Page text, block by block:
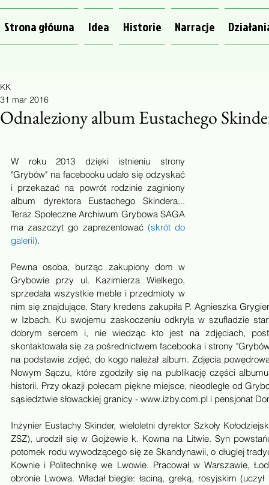
Strona główna Idea Historie Narracje
Odnaleziony album Eustachego
KK
31 mar 2016
W roku 2013 dzięki istnieniu strony
"Grybów" na facebooku udało się odzyskać
i przekazać na powrót rodzinie zaginiony
album dyrektora Eustachego Skindera...
Teraz Społeczne Archiwum Grybowa SAGA
ma zaszczyt go zaprezentować (skrót do
galerii).
Pewna osoba, burząc zakupiony dom w
Grybowie przy ul. Kazimierza Wielkego,
sprzedała wszystkie meble i przedmioty w
nim się znajdujące. Stary kredens zakupiła P. Agnieszka
w Izbach. Ku swojemu zaskoczeniu odkryła w szufladzie
dobrym sercem i, nie wiedząc kto jest na zdjęciach,
skontaktowała się za pośrednictwem facebooka i strony
na podstawie zdjęć, do kogo należał album. Zdjęcia
Nowym Sączu, które zgodziły się na publikację części
historii. Przy okazji polecam piękne miejsce, nieodległe od
sąsiedztwie słowackiej granicy - www.izby.com.pl i pensjonat
Inżynier Eustachy Skinder, wieloletni dyrektor Szkoły
ZSZ), urodził się w Gojżewie k. Kowna na Litwie. Syn
potomek rodu wywodzącego się ze Skandynawii, o długiej
Kownie i Politechnikę we Lwowie. Pracował w Warszawie,
obronie Lwowa. Władał biegle: łaciną, greką, rosyjskim